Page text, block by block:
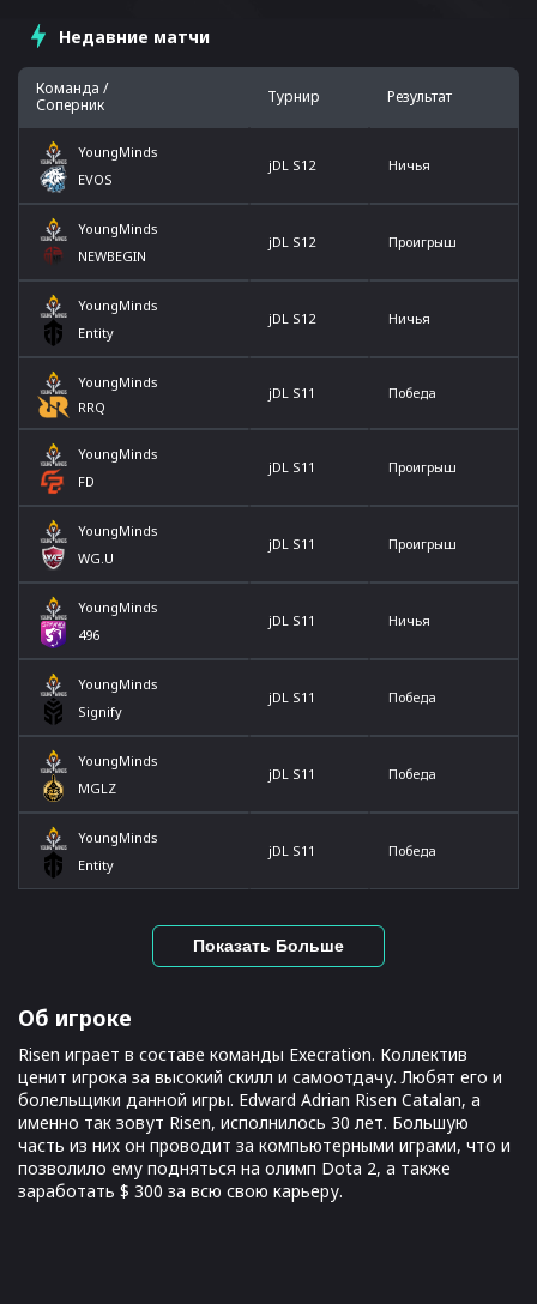
Недавние матчи
Команда /
Соперник
Турнир Результат
YoungMinds
EVOS
jDL S12 Ничья
YoungMinds
NEWBEGIN
jDL S12 Проигрыш
YoungMinds
Entity
jDL S12 Ничья
YoungMinds
RRQ
jDL S11 Победа
YoungMinds
FD
jDL S11 Проигрыш
YoungMinds
WG.U
jDL S11 Проигрыш
YoungMinds
496
jDL S11 Ничья
YoungMinds
Signify
jDL S11 Победа
YoungMinds
MGLZ
jDL S11 Победа
YoungMinds
Entity
jDL S11 Победа
Показать Больше
Об игроке
Risen играет в составе команды Execration. Коллектив
ценит игрока за высокий скилл и самоотдачу. Любят его и
болельщики данной игры. Edward Adrian Risen Catalan, а
именно так зовут Risen, исполнилось 30 лет. Большую
часть из них он проводит за компьютерными играми, что и
позволило ему подняться на олимп Dota 2, а также
заработать $ 300 за всю свою карьеру.